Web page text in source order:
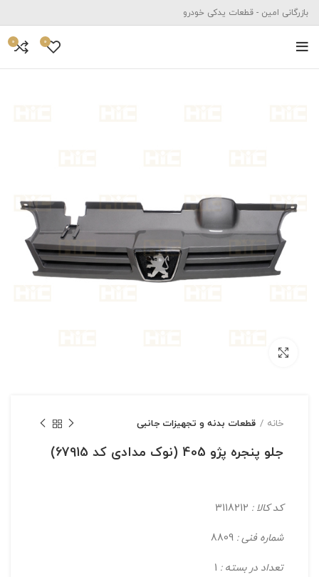
بازرگانی امین - قطعات یدکی خودرو
0
0
خانه قطعات بدنه و تجهیزات جانبی
جلو پنجره پژو 405 (نوک مدادی کد 67915)
کد کالا :
شماره فنی :
تعداد در بسته :